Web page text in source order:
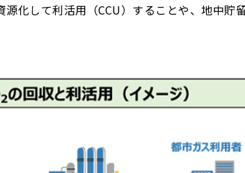
化して利活用（CCU）することや、地中貯